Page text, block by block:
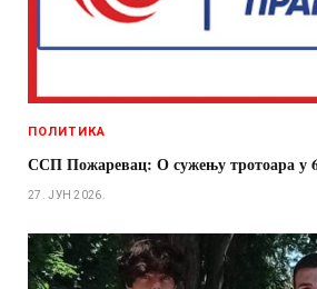
ПОЛИТИКА
ССП Пожаревац: О сужењу тротоара у
27. ЈУН 2026.